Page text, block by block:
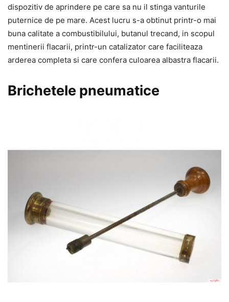
dispozitiv de aprindere pe care sa nu il stinga vanturile
puternice de pe mare. Acest lucru s-a obtinut printr-o mai
buna calitate a combustibilului, butanul trecand, in scopul
mentinerii flacarii, printr-un catalizator care faciliteaza
arderea completa si care confera culoarea albastra flacarii.
Brichetele pneumatice